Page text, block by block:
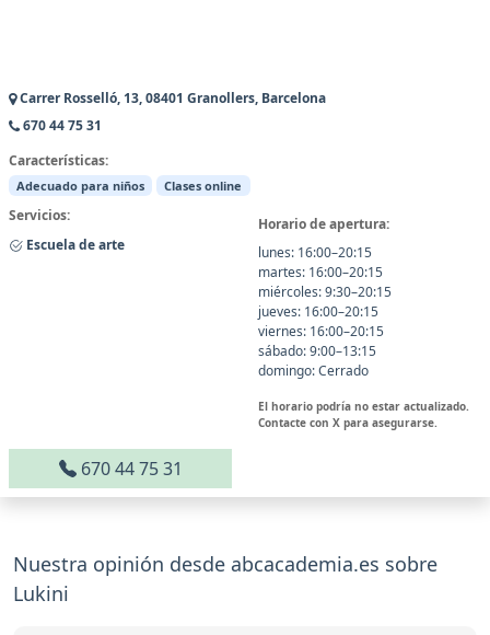
Carrer Rosselló, 13, 08401 Granollers, Barcelona
670 44 75 31
Características:
Adecuado para niños Clases online
Servicios:
Escuela de arte
Horario de apertura:
lunes: 16:00–20:15
martes: 16:00–20:15
miércoles: 9:30–20:15
jueves: 16:00–20:15
viernes: 16:00–20:15
sábado: 9:00–13:15
domingo: Cerrado
El horario podría no estar actualizado.
Contacte con X para asegurarse.
670 44 75 31
Nuestra opinión desde abcacademia.es sobre
Lukini